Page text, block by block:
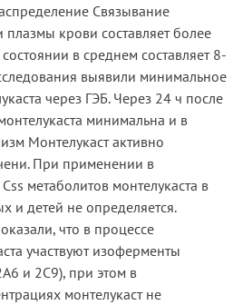
Связывание
плазмы крови составляет более
в среднем составляет 8-
выявили минимальное
через ГЭБ. Через 24 ч после
минимальна и в
Монтелукаст активно
При применении в
метаболитов монтелукаста в
и детей не определяется.
что в процессе
участвуют изоферменты
и 2С9), при этом в
монтелукаст не